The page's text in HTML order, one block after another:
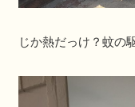
じか熱だっけ？蚊の